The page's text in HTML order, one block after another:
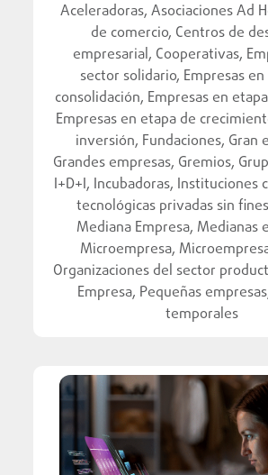
Aceleradoras, Asociaciones Ad
de comercio, Centros de
empresarial, Cooperativas,
sector solidario, Empresas
consolidación, Empresas en
Empresas en etapa de
inversión, Fundaciones, Gran
Grandes empresas, Gremios,
I+D+I, Incubadoras, Instituciones
tecnológicas privadas sin
Mediana Empresa, Medianas
Microempresa,
Organizaciones del sector
Empresa, Pequeñas
temporales